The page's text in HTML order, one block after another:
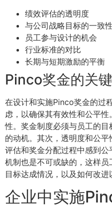
绩效评估的透明度
与公司战略目标的一致性
员工参与设计的机会
行业标准的对比
长期与短期激励的平衡
Pinco奖金的关
在设计和实施Pinco奖金的过
虑，以确保其有效性和公平
性。奖金制度必须与员工的
的动机。其次，透明度和公
评估和奖金分配过程中感到
机制也是不可或缺的，这样
目标达成情况，以及如何改进
企业中实施